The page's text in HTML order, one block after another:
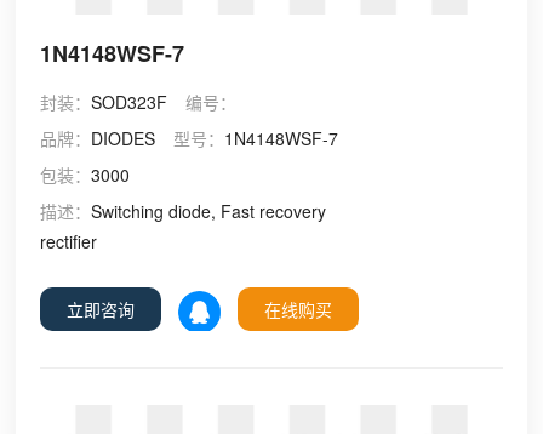
1N4148WSF-7
封装：SOD323F
编号：
品牌： DIODES 型号： 1N4148WSF-7
包装：3000
描述：Switching diode, Fast recovery
rectifier
立即咨询 在线购买